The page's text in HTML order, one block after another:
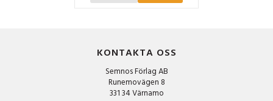
KONTAKTA OSS
Semnos Förlag AB
Runemovägen 8
331 34 Värnamo